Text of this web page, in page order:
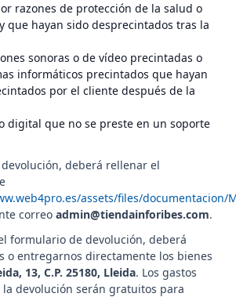
razones de protección de la salud o
que hayan sido desprecintados tras la
sonoras o de vídeo precintadas o
informáticos precintados que hayan
por el cliente después de la
digital que no se preste en un soporte
deberá rellenar el
assets/files/documentacion/
correo admin@tiendainforibes.com.
formulario de devolución, deberá
o entregarnos directamente los bienes
13, C.P. 25180, Lleida. Los gastos
devolución serán gratuitos para